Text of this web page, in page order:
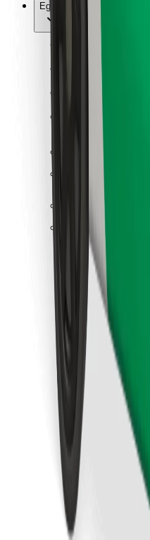
Egyéb
Felhasználási
Biztonság
Pár perc alatt ott
Bolt
Találd meg kedvenc
Bolt Food app